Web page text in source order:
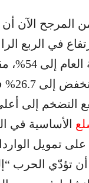
المرجح الآن
ليصل في
التضخم إلى
الأساسية في
تمويل
تؤدّي الحرب